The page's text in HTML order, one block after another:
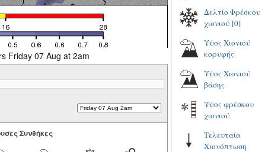
Friday 07 Aug at 2am
Συνθήκες
Δελτίο Φρέσκου
χιονιού [0]
Υψος Χιονιού
κορυφής
Υψος Χιονιού
βάσης
Υψος φρέσκου
χιονιού
Τελευταία
Χιονόπτωση